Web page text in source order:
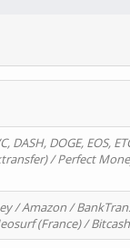
DOGE, EOS,
/ Perfect
/ Amazon /
(France) /